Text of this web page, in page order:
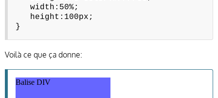
width:50%;
height:100px;
}
Voilà ce que ça donne:
Balise DIV